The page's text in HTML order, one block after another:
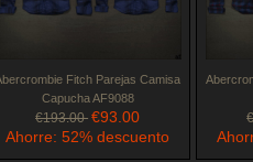
Fitch Parejas Camisa
Capucha AF9088
€193.00 €93.00
Ahorre: 52% descuento